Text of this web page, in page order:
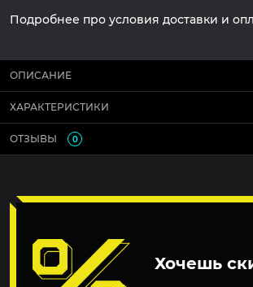
Подробнее про условия доставки и
ОПИСАНИЕ
ХАРАКТЕРИСТИКИ
ОТЗЫВЫ 0
Хочешь